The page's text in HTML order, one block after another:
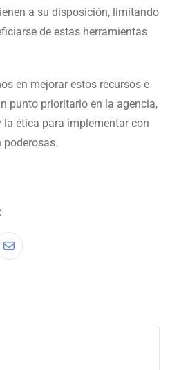
a su disposición, limitando
de estas herramientas
en mejorar estos recursos e
punto prioritario en la agencia,
ética para implementar con